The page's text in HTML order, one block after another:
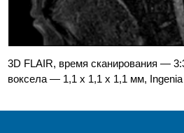
3D FLAIR, время сканирования —
воксела — 1,1 x 1,1 x 1,1 мм, Ingenia